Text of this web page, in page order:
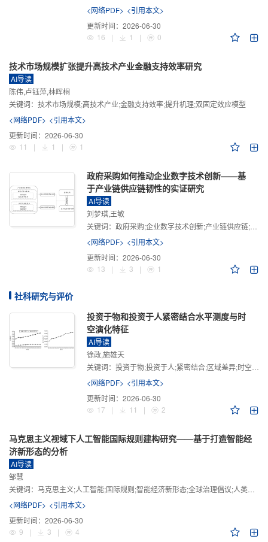
<网络PDF> <引用本文>
更新时间： 2026-06-30
16
| 1 | 0
技术市场规模扩张提升高技术产业金融支持效率研究
AI导读
陈伟,卢钰萍,林晖桐
关键词： 技术市场规模;高技术产业;金融支持效率;提升机理;双固定效应模型
<网络PDF> <引用本文>
更新时间： 2026-06-30
11
| 1 | 1
政府采购如何推动企业数字技术创新——基
于产业链供应链韧性的实证研究
AI导读
刘梦琪,王敏
关键词： 政府采购;企业数字技术创新;产业链供应链;产业链供应链韧性;需求侧财政政策
<网络PDF> <引用本文>
更新时间： 2026-06-30
13
| 3 | 1
社科研究与评价
投资于物和投资于人紧密结合水平测度与时
空演化特征
AI导读
徐政,施雄天
关键词： 投资于物;投资于人;紧密结合;区域差异;时空演化
<网络PDF> <引用本文>
更新时间： 2026-06-30
17
| 11 | 2
马克思主义视域下人工智能国际规则建构研究——基于打造智能经
济新形态的分析
AI导读
邹慧
关键词： 马克思主义;人工智能;国际规则;智能经济新形态;全球治理倡议;人类命运共同体
<网络PDF> <引用本文>
更新时间： 2026-06-30
9
| 3 | 4